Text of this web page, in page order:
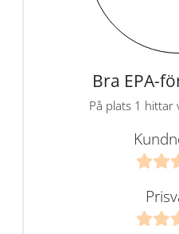
Bra EPA-
På plats 1 hittar